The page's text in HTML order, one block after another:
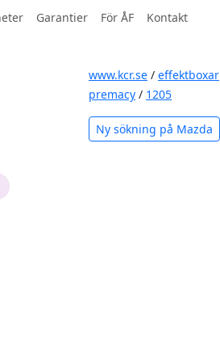
Garantier För ÅF Kontakt
www.kcr.se / effektboxar
premacy / 1205
Ny sökning på Mazda